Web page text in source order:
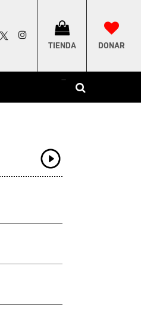
TIENDA DONAR
–